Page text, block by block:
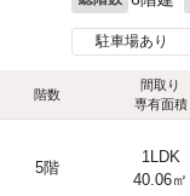
駐車場あり
階数
間取り
専有面積
5階
1LDK
40.06㎡